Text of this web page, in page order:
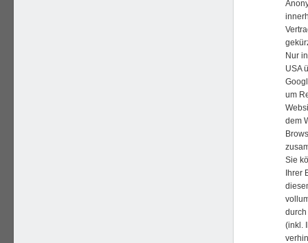
Nur
USA
um
dem
Sie
Ihrer
(inkl.